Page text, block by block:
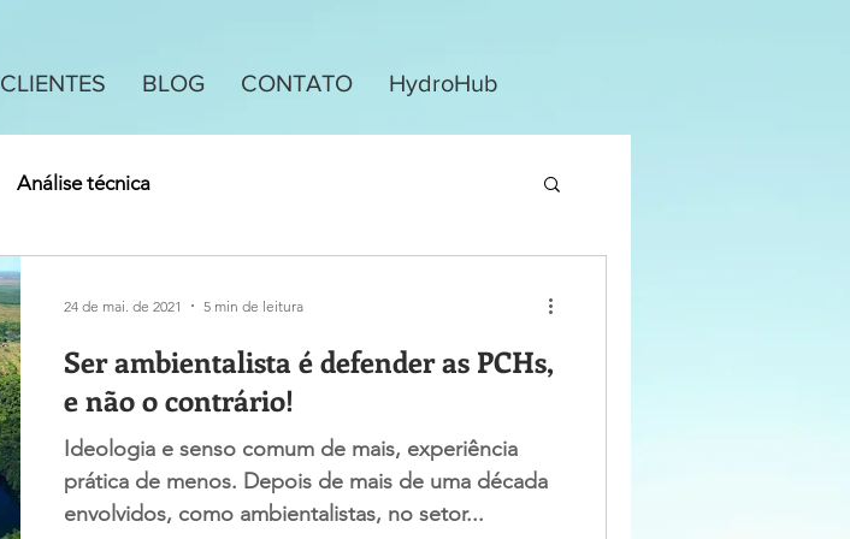
CLIENTES BLOG CONTATO HydroHub
Análise técnica
Ser ambientalista é defender as PCHs,
e não o contrário!
Ideologia e senso comum de mais, experiência
prática de menos. Depois de mais de uma década
envolvidos, como ambientalistas, no setor...
24 de mai. de 2021 5 min de leitura